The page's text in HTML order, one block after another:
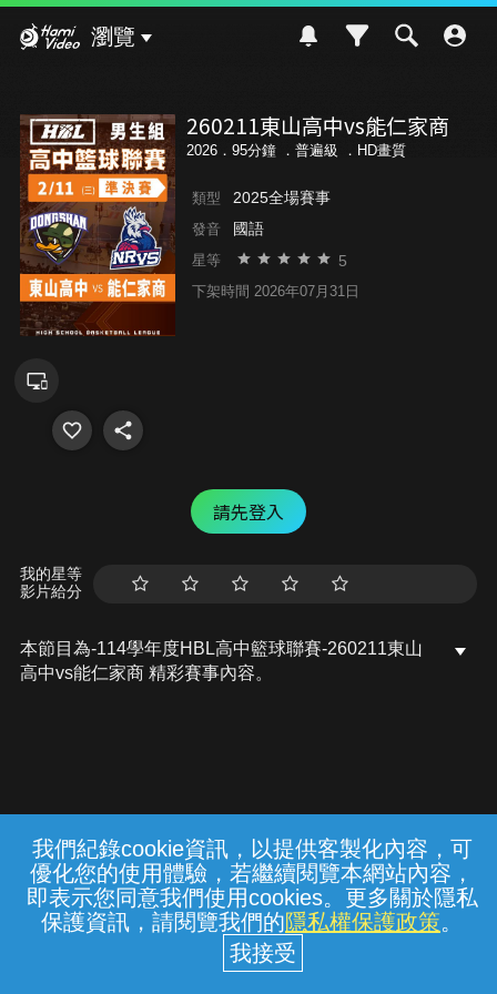
我們紀錄cookie資訊，以提供客製化內容，可
優化您的使用體驗，若繼續閱覽本網站內容，
即表示您同意我們使用cookies。更多關於隱私
保護資訊，請閱覽我們的隱私權保護政策。
瀏覽
260211東山高中vs能仁家商
2026．95分鐘 ． 普遍級 ．HD畫質
類型 2025全場賽事
發音 國語
星等 5
下架時間 2026年07月31日
請先登入
我的星等
影片給分
本節目為-114學年度HBL高中籃球聯賽-260211東山
高中vs能仁家商 精彩賽事內容。
常見問題 線上客服 服務條款 隱私權保護
中華電信股份有限公司個人家庭分公司
(統一編號：96979949) © 2026
{{notifyMsg}}